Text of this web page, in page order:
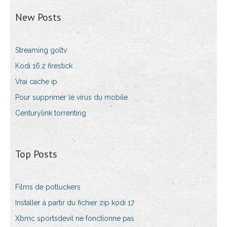
New Posts
Streaming goltv
Kodi 16.2 firestick
Vrai cache ip
Pour supprimer le virus du mobile
Centurylink torrenting
Top Posts
Films de potluckers
Installer à partir du fichier zip kodi 17
Xbmc sportsdevil ne fonctionne pas